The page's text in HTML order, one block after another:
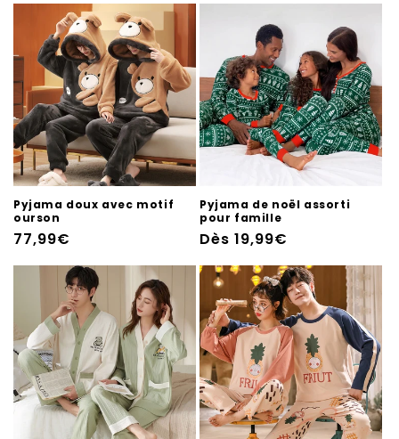
Pyjama doux avec motif
ourson
Prix
habituel
77,99€
Pyjama de noël assorti
pour famille
Prix
habituel
Dès 19,99€